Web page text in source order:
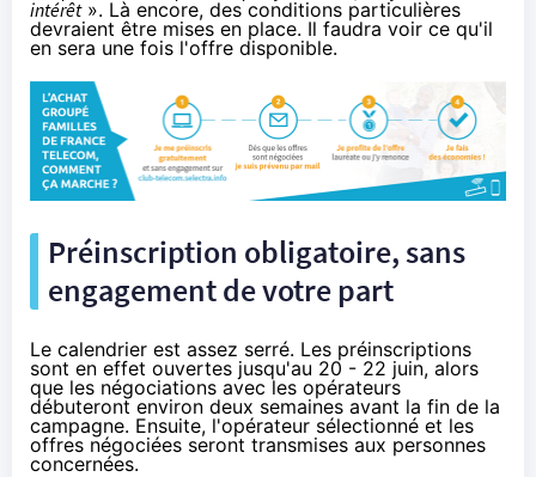
intérêt». Là encore, des conditions particulières
devraient être mises en place. Il faudra voir ce qu'il
en sera une fois l'offre disponible.
Préinscription obligatoire, sans
engagement de votre part
Le calendrier est assez serré. Les préinscriptions
sont en effet ouvertes jusqu'au 20 - 22 juin, alors
que les négociations avec les opérateurs
débuteront environ deux semaines avant la fin de la
campagne. Ensuite, l'opérateur sélectionné et les
offres négociées seront transmises aux personnes
concernées.